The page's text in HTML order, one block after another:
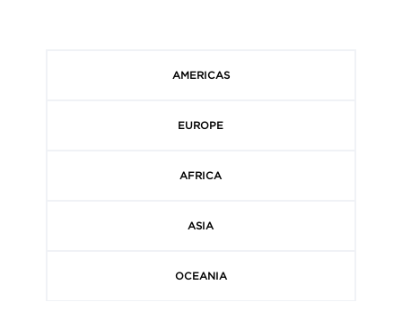
AMERICAS
EUROPE
AFRICA
ASIA
OCEANIA